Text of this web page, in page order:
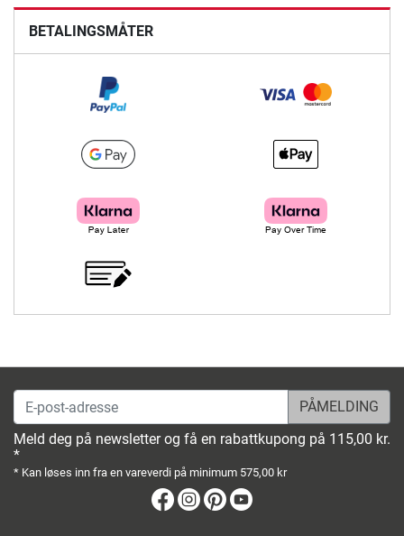
BETALINGSMÅTER
E-post-adresse
Meld deg på newsletter og få en rabattkupong på 115,00 kr.
*
* Kan løses inn fra en vareverdi på minimum 575,00 kr
Facebook
Instagram
Pinterest